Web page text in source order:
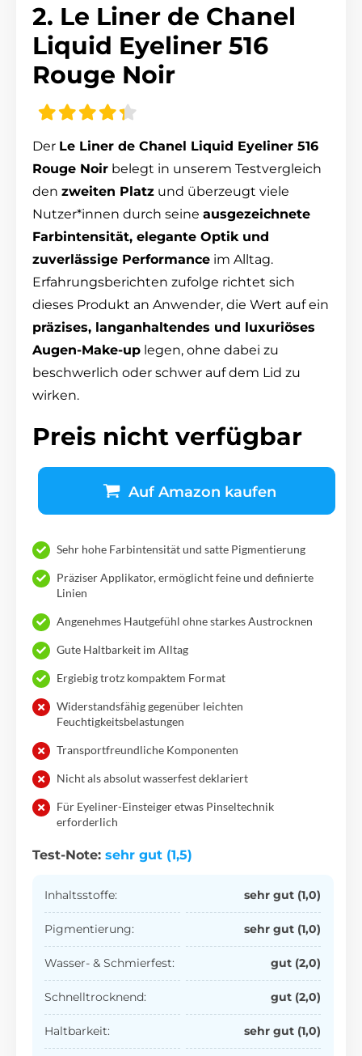
2. Le Liner de Chanel
Liquid Eyeliner 516
Rouge Noir
Der Le Liner de Chanel Liquid Eyeliner 516
Rouge Noir belegt in unserem Testvergleich
den zweiten Platz und überzeugt viele
Nutzer*innen durch seine ausgezeichnete
Farbintensität, elegante Optik und
zuverlässige Performance im Alltag.
Erfahrungsberichten zufolge richtet sich
dieses Produkt an Anwender, die Wert auf ein
präzises, langanhaltendes und luxuriöses
Augen-Make-up legen, ohne dabei zu
beschwerlich oder schwer auf dem Lid zu
wirken.
Preis nicht verfügbar
Auf Amazon kaufen
Sehr hohe Farbintensität und satte Pigmentierung
Präziser Applikator, ermöglicht feine und definierte
Linien
Angenehmes Hautgefühl ohne starkes Austrocknen
Gute Haltbarkeit im Alltag
Ergiebig trotz kompaktem Format
Widerstandsfähig gegenüber leichten
Feuchtigkeitsbelastungen
Transportfreundliche Komponenten
Nicht als absolut wasserfest deklariert
Für Eyeliner-Einsteiger etwas Pinseltechnik
erforderlich
Test-Note: sehr gut (1,5)
Inhaltsstoffe: sehr gut (1,0)
Pigmentierung: sehr gut (1,0)
Wasser- & Schmierfest: gut (2,0)
Schnelltrocknend: gut (2,0)
Haltbarkeit: sehr gut (1,0)